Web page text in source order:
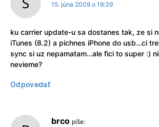
15. júna 2009 o 19:39
ku carrier update-u sa dostanes tak, ze si
iTunes (8.2) a pichnes iPhone do usb…ci
sync si uz nepamatam…ale fici to super :)
nevieme?
Odpovedať
brco píše: